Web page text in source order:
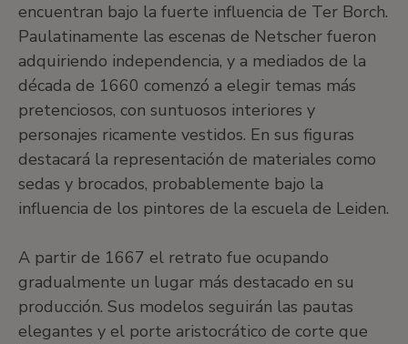
encuentran bajo la fuerte influencia de Ter Borch.
Paulatinamente las escenas de Netscher fueron
adquiriendo independencia, y a mediados de la
década de 1660 comenzó a elegir temas más
pretenciosos, con suntuosos interiores y
personajes ricamente vestidos. En sus figuras
destacará la representación de materiales como
sedas y brocados, probablemente bajo la
influencia de los pintores de la escuela de Leiden.
A partir de 1667 el retrato fue ocupando
gradualmente un lugar más destacado en su
producción. Sus modelos seguirán las pautas
elegantes y el porte aristocrático de corte que